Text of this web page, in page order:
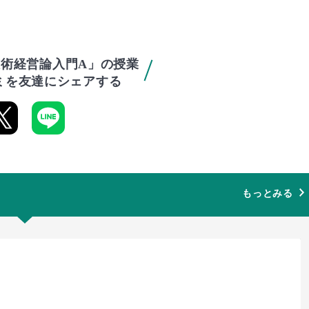
経営論入門A」の授業
を友達にシェアする
もっとみる